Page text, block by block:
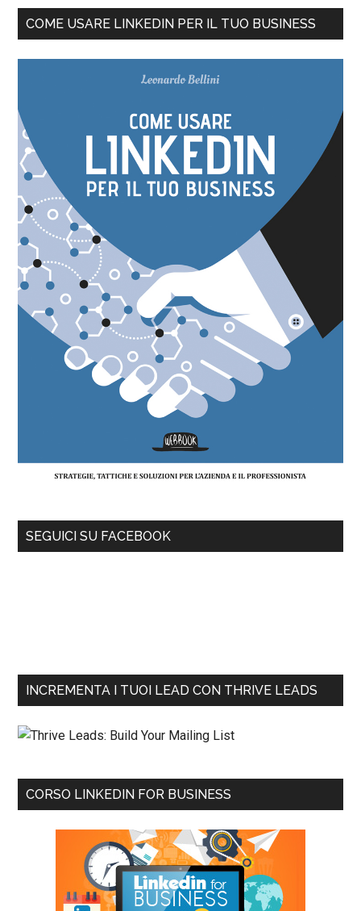
COME USARE LINKEDIN PER IL TUO BUSINESS
SEGUICI SU FACEBOOK
INCREMENTA I TUOI LEAD CON THRIVE LEADS
CORSO LINKEDIN FOR BUSINESS